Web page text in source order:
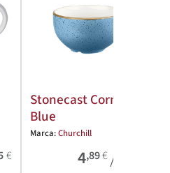
€
Stonecast Cornflower
Blue
Marca:Churchill
4,89€/